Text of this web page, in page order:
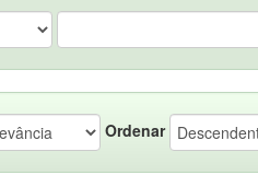
Ordenar